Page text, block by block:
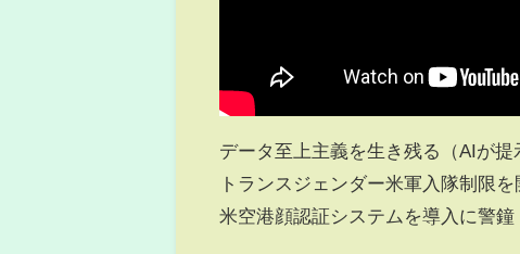
データ至上主義を生き残る（AIが提
トランスジェンダー米軍入隊制限を
米空港顔認証システムを導入に警鐘